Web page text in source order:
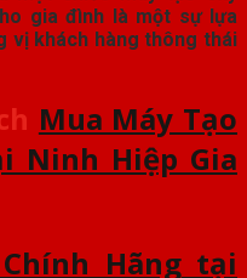
gia đình là một sự lựa
vị khách hàng thông thái
Mua Máy Tạo
Ninh Hiệp Gia
Hãng tại